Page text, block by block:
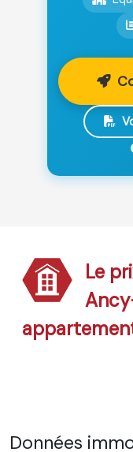
Le
Données